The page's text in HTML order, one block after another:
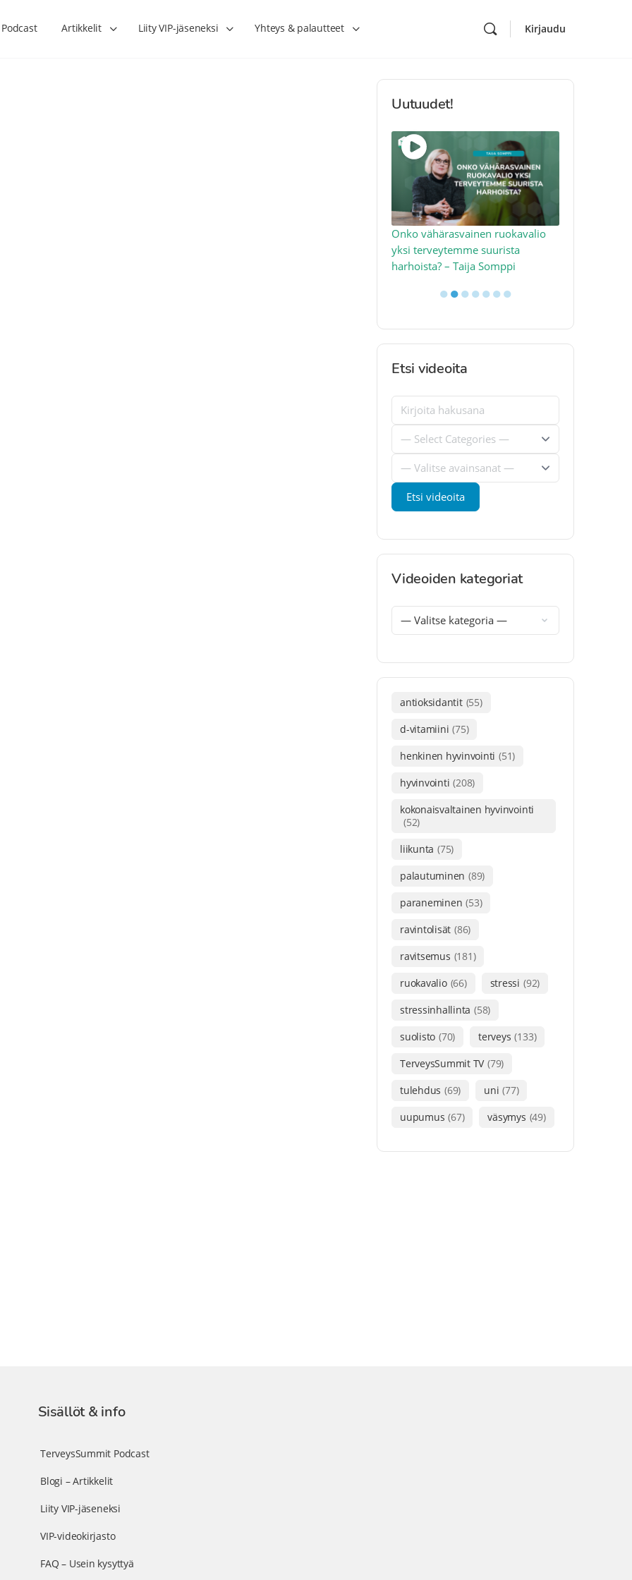
Podcast Artikkelit Liity VIP-jäseneksi Yhteys & palautteet Kirjaudu
Uutuudet!
Onko vähärasvainen ruokavalio
yksi terveytemme suurista
harhoista? – Taija Somppi
●●●●●●●
Etsi videoita
Videoiden kategoriat
antioksidantit (55)
d-vitamiini (75)
henkinen hyvinvointi (51)
hyvinvointi (208)
kokonaisvaltainen hyvinvointi
(52)
liikunta (75)
palautuminen (89)
paraneminen (53)
ravintolisät (86)
ravitsemus (181)
ruokavalio (66) stressi (92)
stressinhallinta (58)
suolisto (70) terveys (133)
TerveysSummit TV (79)
tulehdus (69) uni (77)
uupumus (67) väsymys (49)
Sisällöt & info
TerveysSummit Podcast
Blogi – Artikkelit
Liity VIP-jäseneksi
VIP-videokirjasto
FAQ – Usein kysyttyä